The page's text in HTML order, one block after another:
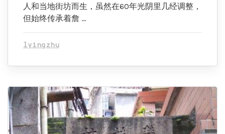
人和当地街坊而生，虽然在60年光阴里几经调整，
但始终传承着詹 …
lyingzhu